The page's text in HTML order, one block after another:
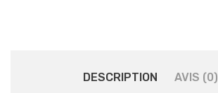
DESCRIPTION AVIS (0)